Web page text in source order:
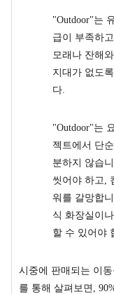
"Outdoor"는
급이 부족하
모래나 잔해
지대가 없도
다.
"Outdoor"는
젝트에서 단
분하지 않습
씻어야 하고,
워를 갈망합
식 화장실이
할 수 있어야
시중에 판매되는 이
를 통해 살펴보면,